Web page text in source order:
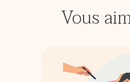
Vous